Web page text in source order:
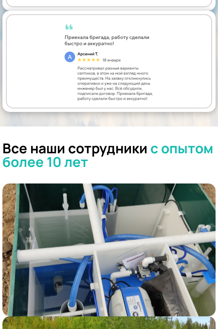
Все наши сотрудники с опытом
более 10 лет